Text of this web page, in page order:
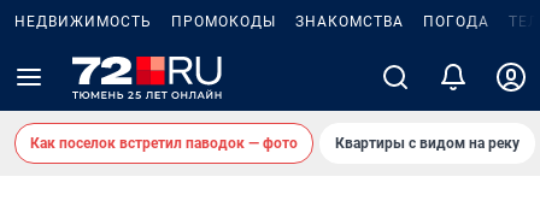
НЕДВИЖИМОСТЬ ПРОМОКОДЫ ЗНАКОМСТВА ПОГОДА
Как поселок встретил паводок — фото Квартиры с видом на реку